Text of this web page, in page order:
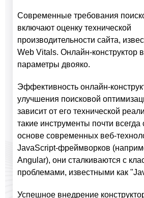
Современные требования
включают оценку технической
производительности сайта,
Web Vitals. Онлайн-конструктор
параметры двояко.
Эффективность онлайн-
улучшения поисковой
зависит от его технической
такие инструменты почти всегда
основе современных веб-
JavaScript-фреймворков
Angular), они сталкиваются с
проблемами, известными как
Успешное внедрение